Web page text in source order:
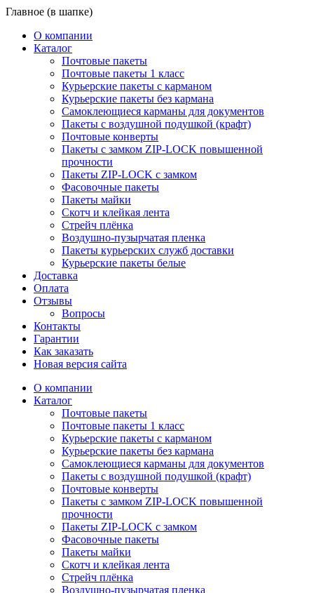
Главное (в шапке)
О компании
Каталог
Почтовые пакеты
Почтовые пакеты 1 класс
Курьерские пакеты с карманом
Курьерские пакеты без кармана
Самоклеющиеся карманы для документов
Пакеты с воздушной подушкой (крафт)
Почтовые конверты
Пакеты с замком ZIP-LOCK повышенной
прочности
Пакеты ZIP-LOCK с замком
Фасовочные пакеты
Пакеты майки
Скотч и клейкая лента
Стрейч плёнка
Воздушно-пузырчатая пленка
Пакеты курьерских служб доставки
Курьерские пакеты белые
Доставка
Оплата
Отзывы
Вопросы
Контакты
Гарантии
Как заказать
Новая версия сайта
О компании
Каталог
Почтовые пакеты
Почтовые пакеты 1 класс
Курьерские пакеты с карманом
Курьерские пакеты без кармана
Самоклеющиеся карманы для документов
Пакеты с воздушной подушкой (крафт)
Почтовые конверты
Пакеты с замком ZIP-LOCK повышенной
прочности
Пакеты ZIP-LOCK с замком
Фасовочные пакеты
Пакеты майки
Скотч и клейкая лента
Стрейч плёнка
Воздушно-пузырчатая пленка